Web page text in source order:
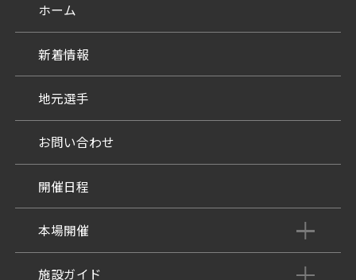
ホーム
新着情報
地元選手
お問い合わせ
開催日程
本場開催
開催展望記事
施設ガイド